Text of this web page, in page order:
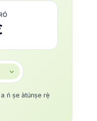
ń ṣe àtúnṣe rẹ̀